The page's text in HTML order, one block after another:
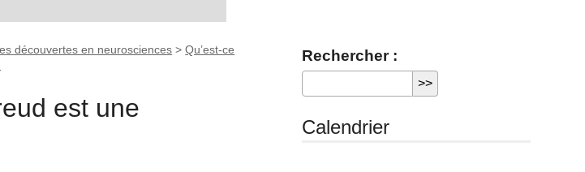
découvertes en neurosciences >Qu’est-ce
est une
Rechercher :
Calendrier